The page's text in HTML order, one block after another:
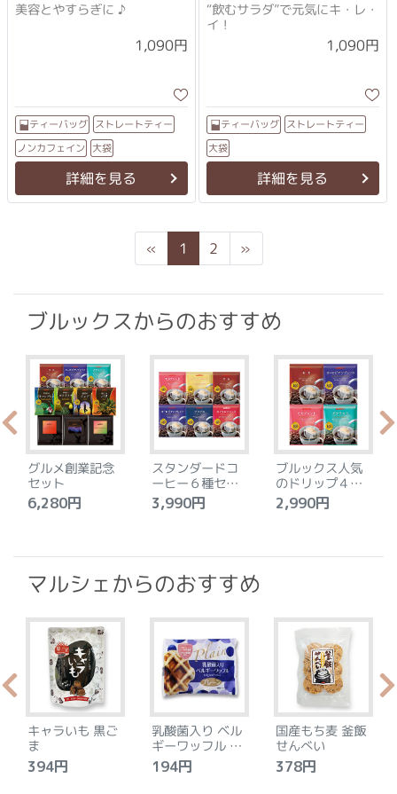
美容とやすらぎに ♪
1,090円
ティーバッグ ストレートティー
ノンカフェイン 大袋
詳細を見る
“飲むサラダ”で元気にキ・レ・
イ！
1,090円
ティーバッグ ストレートティー
大袋
詳細を見る
« Previous
1 2 »
ブルックスからのおすすめ
グルメ創業記念
セット
6,280円
スタンダードコ
ーヒー６種セッ
ト
3,990円
ブルックス人気
のドリップ４種
セット
2,990円
マルシェからのおすすめ
キャラいも 黒ご
ま
394円
乳酸菌入り ベル
ギーワッフル プ
レーン
194円
国産もち麦 釜飯
せんべい
378円